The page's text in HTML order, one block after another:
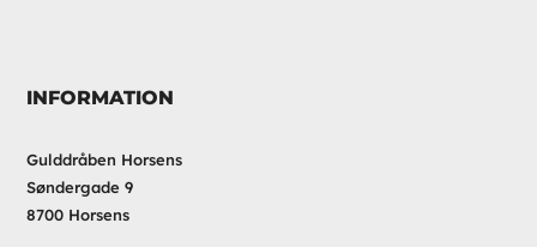
INFORMATION
Gulddråben Horsens
Søndergade 9
8700 Horsens